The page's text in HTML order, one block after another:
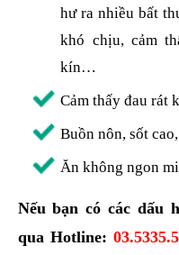
hư ra nhiều bất
khó chịu, cảm
kín…
Cảm thấy đau rát
Buồn nôn, sốt
Ăn không ngon
Nếu bạn có các dấu
qua Hotline: